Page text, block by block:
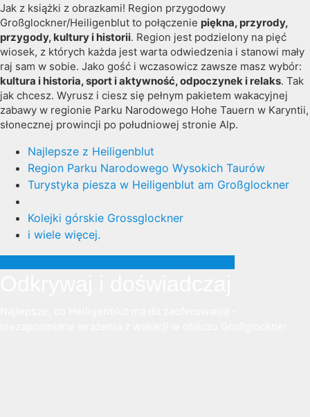
Jak z książki z obrazkami! Region przygodowy
Großglockner/Heiligenblut to połączenie piękna, przyrody,
przygody, kultury i historii. Region jest podzielony na pięć
wiosek, z których każda jest warta odwiedzenia i stanowi mały
raj sam w sobie. Jako gość i wczasowicz zawsze masz wybór:
kultura i historia, sport i aktywność, odpoczynek i relaks. Tak
jak chcesz. Wyrusz i ciesz się pełnym pakietem wakacyjnej
zabawy w regionie Parku Narodowego Hohe Tauern w Karyntii,
słonecznej prowincji po południowej stronie Alp.
Najlepsze z Heiligenblut
Region Parku Narodowego Wysokich Taurów
Turystyka piesza w Heiligenblut am Großglockner
Kolejki górskie Grossglockner
i wiele więcej.